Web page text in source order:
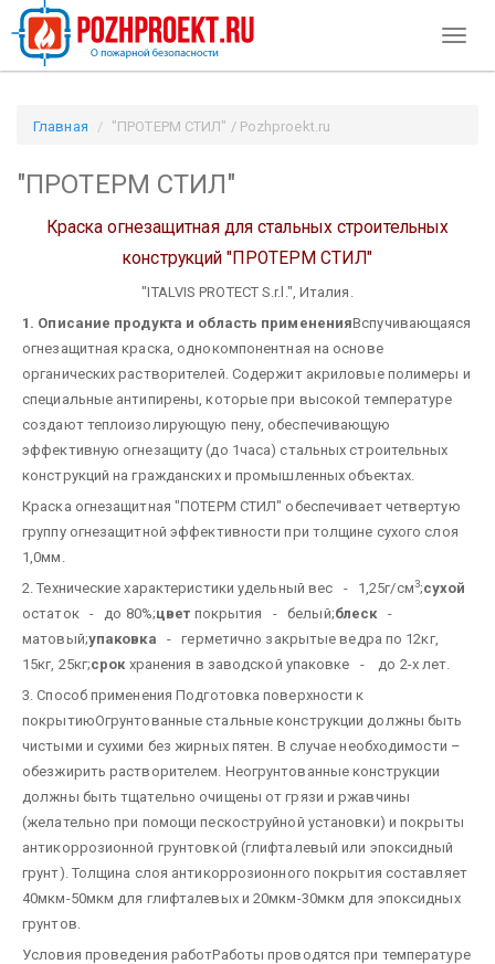
Главная "ПРОТЕРМ СТИЛ" / Pozhproekt.ru
"ПРОТЕРМ СТИЛ"
Краска огнезащитная для стальных строительных
конструкций "ПРОТЕРМ СТИЛ"
"ITALVIS PROTECT S.r.l.", Италия.
1. Описание продукта и область примененияВспучивающаяся
огнезащитная краска, однокомпонентная на основе
органических растворителей. Содержит акриловые полимеры и
специальные антипирены, которые при высокой температуре
создают теплоизолирующую пену, обеспечивающую
эффективную огнезащиту (до 1часа) стальных строительных
конструкций на гражданских и промышленных объектах.
Краска огнезащитная "ПОТЕРМ СТИЛ" обеспечивает четвертую
группу огнезащитной эффективности при толщине сухого слоя
1,0мм.
2. Технические характеристики удельный вес - 1,25г/см3;сухой
остаток - до 80%;цвет покрытия - белый;блеск -
матовый;упаковка - герметично закрытые ведра по 12кг,
15кг, 25кг;срок хранения в заводской упаковке - до 2-х лет.
3. Способ применения Подготовка поверхности к
покрытиюОгрунтованные стальные конструкции должны быть
чистыми и сухими без жирных пятен. В случае необходимости –
обезжирить растворителем. Неогрунтованные конструкции
должны быть тщательно очищены от грязи и ржавчины
(желательно при помощи пескоструйной установки) и покрыты
антикоррозионной грунтовкой (глифталевый или эпоксидный
грунт). Толщина слоя антикоррозионного покрытия составляет
40мкм-50мкм для глифталевых и 20мкм-30мкм для эпоксидных
грунтов.
Условия проведения работРаботы проводятся при температуре